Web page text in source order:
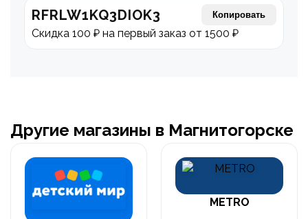
RFRLW1KQ3DIOK3 Копировать
Скидка 100 ₽ на первый заказ от 1500 ₽
Другие магазины в Магнитогорске
METRO